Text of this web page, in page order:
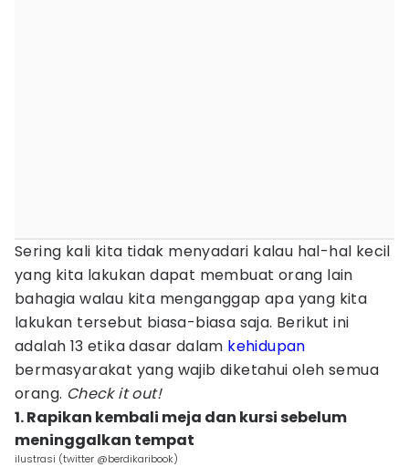
Sering kali kita tidak menyadari kalau hal-hal kecil
yang kita lakukan dapat membuat orang lain
bahagia walau kita menganggap apa yang kita
lakukan tersebut biasa-biasa saja. Berikut ini
adalah 13 etika dasar dalam kehidupan
bermasyarakat yang wajib diketahui oleh semua
orang. Check it out!
1. Rapikan kembali meja dan kursi sebelum
meninggalkan tempat
ilustrasi (twitter @berdikaribook)